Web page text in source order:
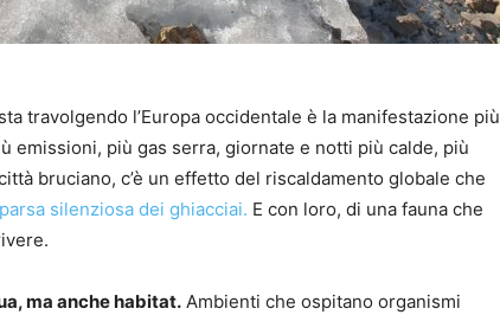
travolgendo l’Europa occidentale è la manifestazione più
emissioni, più gas serra, giornate e notti più calde, più
bruciano, c’è un effetto del riscaldamento globale che
silenziosa dei ghiacciai. E con loro, di una fauna che
ma anche habitat. Ambienti che ospitano organismi